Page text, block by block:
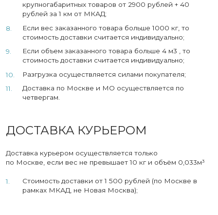
крупногабаритных товаров от 2900 рублей + 40
рублей за 1 км от МКАД;
Если вес заказанного товара больше 1000 кг, то
стоимость доставки считается индивидуально;
Если объем заказанного товара больше 4 м3 , то
стоимость доставки считается индивидуально;
Разгрузка осуществляется силами покупателя;
Доставка по Москве и МО осуществляется по
четвергам.
ДОСТАВКА КУРЬЕРОМ
Доставка курьером осуществляется только
по Москве, если вес не превышает 10 кг и объём 0,033м³
Стоимость доставки от 1 500 рублей (по Москве в
рамках МКАД, не Новая Москва);